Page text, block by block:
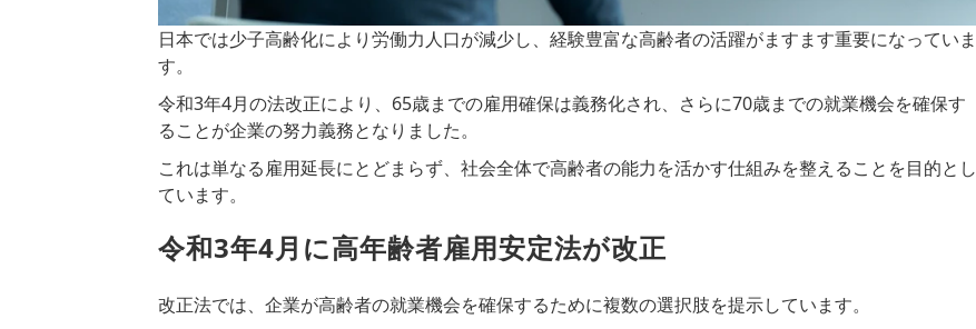
日本では少子高齢化により労働力人口が減少し、経験豊富な高齢者の活躍がますます重要になっていま
す。
令和3年4月の法改正により、 65歳までの雇用確保は義務化され、さらに70歳までの就業機会を確保す
ることが企業の努力義務となりました。
これは単なる雇用延長にとどまらず、社会全体で高齢者の能力を活かす仕組みを整えることを目的とし
ています。
令和3年4月に高年齢者雇用安定法が改正
改正法では、企業が高齢者の就業機会を確保するために複数の選択肢を提示しています。